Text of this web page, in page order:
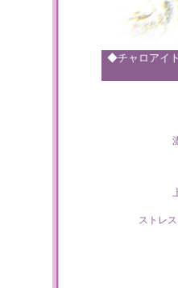
◆チャロアイ
ストレ